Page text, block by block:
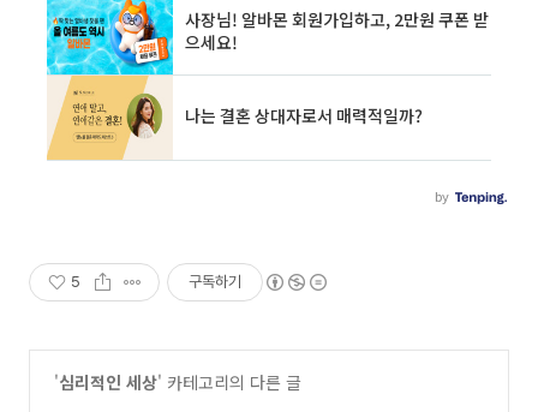
5 구독하기
'심리적인 세상' 카테고리의 다른 글